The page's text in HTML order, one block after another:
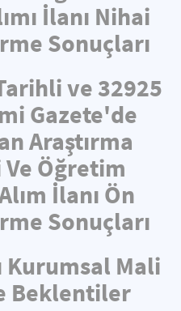
İlanı Nihai
Sonuçları
ve 32925
Gazete'de
Araştırma
Öğretim
İlanı Ön
Sonuçları
Kurumsal Mali
Beklentiler